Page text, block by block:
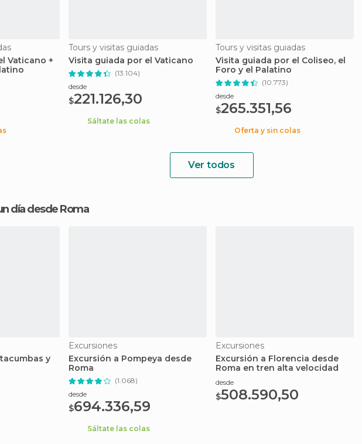
Vaticano +
Tours y visitas guiadas
Visita guiada por el Vaticano
(13.104)
desde
$221.126,30
Sáltate las colas
Tours y visitas guiadas
Visita guiada por el Coliseo, el
Foro y el Palatino
(10.773)
desde
$265.351,56
Oferta y sin colas
Ver todos
día desde Roma
y
Excursiones
Excursión a Pompeya desde
Roma
(1.068)
desde
$694.336,59
Sáltate las colas
Excursiones
Excursión a Florencia desde
Roma en tren alta velocidad
desde
$508.590,50